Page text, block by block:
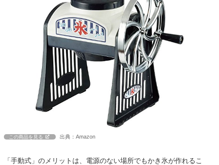
この商品を見る 出典：Amazon
「手動式」のメリットは、電源のない場所でもかき氷が作れるこ